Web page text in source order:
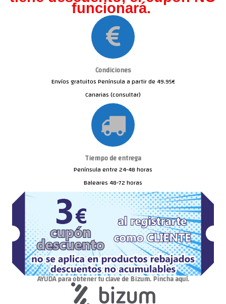
funcionará.
Condiciones
Envíos gratuitos Península a partir de 49.95€
Canarias (consultar)
Tiempo de entrega
Península entre 24-48 horas
Baleares 48-72 horas
AYUDA para obtener tu clave de Bizum. Pincha aquí.